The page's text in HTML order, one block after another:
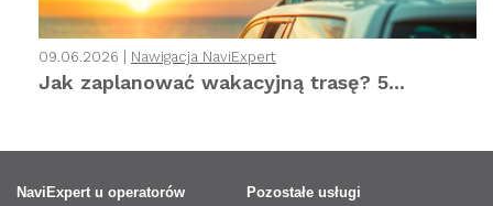
09.06.2026 | Nawigacja NaviExpert
Jak zaplanować wakacyjną trasę? 5...
NaviExpert u operatorów Pozostałe usługi